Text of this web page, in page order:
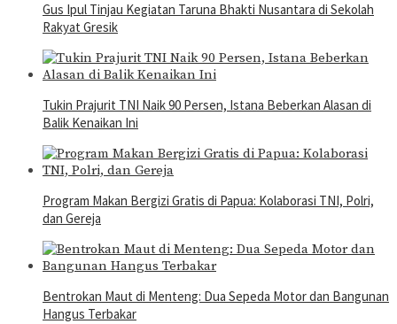
Gus Ipul Tinjau Kegiatan Taruna Bhakti Nusantara di Sekolah
Rakyat Gresik
Tukin Prajurit TNI Naik 90 Persen, Istana Beberkan Alasan di
Balik Kenaikan Ini
Program Makan Bergizi Gratis di Papua: Kolaborasi TNI, Polri,
dan Gereja
Bentrokan Maut di Menteng: Dua Sepeda Motor dan Bangunan
Hangus Terbakar